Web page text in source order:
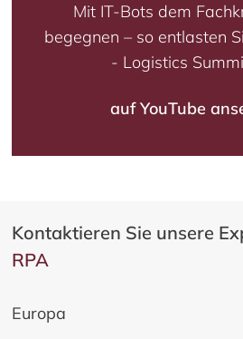
Mit IT-Bots dem
begegnen – so entlasten
- Logistics
auf YouTube
Kontaktieren Sie unsere
RPA
Europa